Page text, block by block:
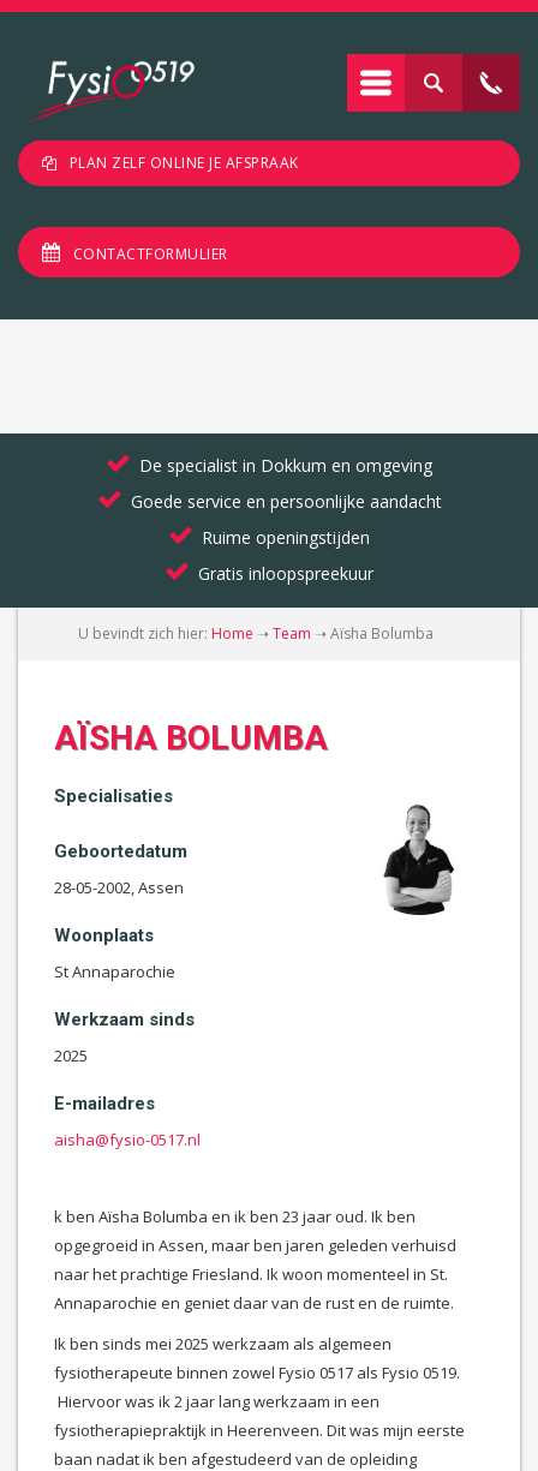
PLAN ZELF ONLINE JE AFSPRAAK
CONTACTFORMULIER
De specialist in Dokkum en omgeving
Goede service en persoonlijke aandacht
Ruime openingstijden
Gratis inloopspreekuur
U bevindt zich hier: Home ➝ Team ➝ Aïsha Bolumba
AÏSHA BOLUMBA
Specialisaties
Geboortedatum
28-05-2002, Assen
Woonplaats
St Annaparochie
Werkzaam sinds
2025
E-mailadres
aisha@fysio-0517.nl
k ben Aïsha Bolumba en ik ben 23 jaar oud. Ik ben
opgegroeid in Assen, maar ben jaren geleden verhuisd
naar het prachtige Friesland. Ik woon momenteel in St.
Annaparochie en geniet daar van de rust en de ruimte.
Ik ben sinds mei 2025 werkzaam als algemeen
fysiotherapeute binnen zowel Fysio 0517 als Fysio 0519.
Hiervoor was ik 2 jaar lang werkzaam in een
fysiotherapiepraktijk in Heerenveen. Dit was mijn eerste
baan nadat ik ben afgestudeerd van de opleiding